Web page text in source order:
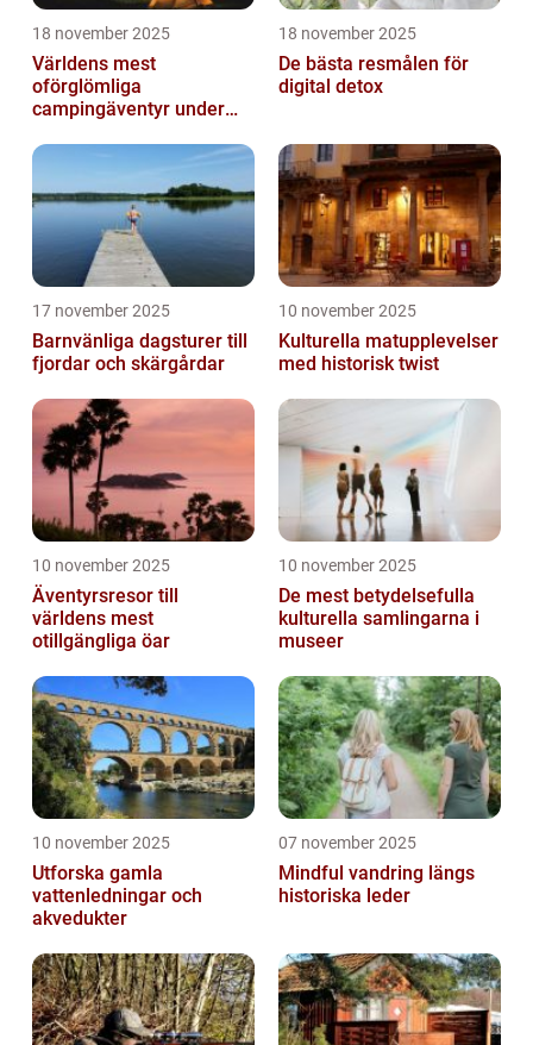
18 november 2025
Världens mest
oförglömliga
campingäventyr under
18 november 2025
De bästa resmålen för
digital detox
17 november 2025
Barnvänliga dagsturer till
fjordar och skärgårdar
10 november 2025
Kulturella matupplevelser
med historisk twist
10 november 2025
Äventyrsresor till
världens mest
otillgängliga öar
10 november 2025
De mest betydelsefulla
kulturella samlingarna i
museer
10 november 2025
Utforska gamla
vattenledningar och
akvedukter
07 november 2025
Mindful vandring längs
historiska leder